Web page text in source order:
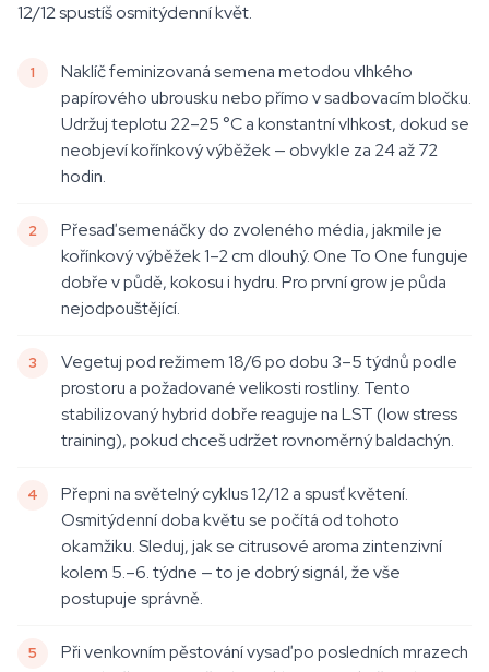
12/12 spustíš osmitýdenní květ.
Naklíč feminizovaná semena metodou vlhkého
papírového ubrousku nebo přímo v sadbovacím bločku.
Udržuj teplotu 22–25 °C a konstantní vlhkost, dokud se
neobjeví kořínkový výběžek — obvykle za 24 až 72
hodin.
Přesaď semenáčky do zvoleného média, jakmile je
kořínkový výběžek 1–2 cm dlouhý. One To One funguje
dobře v půdě, kokosu i hydru. Pro první grow je půda
nejodpouštějící.
Vegetuj pod režimem 18/6 po dobu 3–5 týdnů podle
prostoru a požadované velikosti rostliny. Tento
stabilizovaný hybrid dobře reaguje na LST (low stress
training), pokud chceš udržet rovnoměrný baldachýn.
Přepni na světelný cyklus 12/12 a spusť květení.
Osmitýdenní doba květu se počítá od tohoto
okamžiku. Sleduj, jak se citrusové aroma zintenzivní
kolem 5.–6. týdne — to je dobrý signál, že vše
postupuje správně.
Při venkovním pěstování vysaď po posledních mrazech